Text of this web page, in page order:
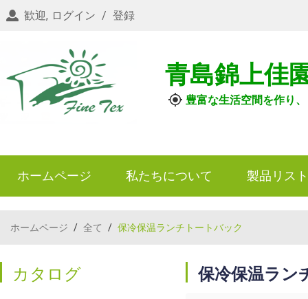
歓迎, ログイン / 登録
青島錦上佳
豊富な生活空間を作り
ホームページ 私たちについて 製品リスト
ホームページ / 全て / 保冷保温ランチトートバック
カタログ 保冷保温ラン